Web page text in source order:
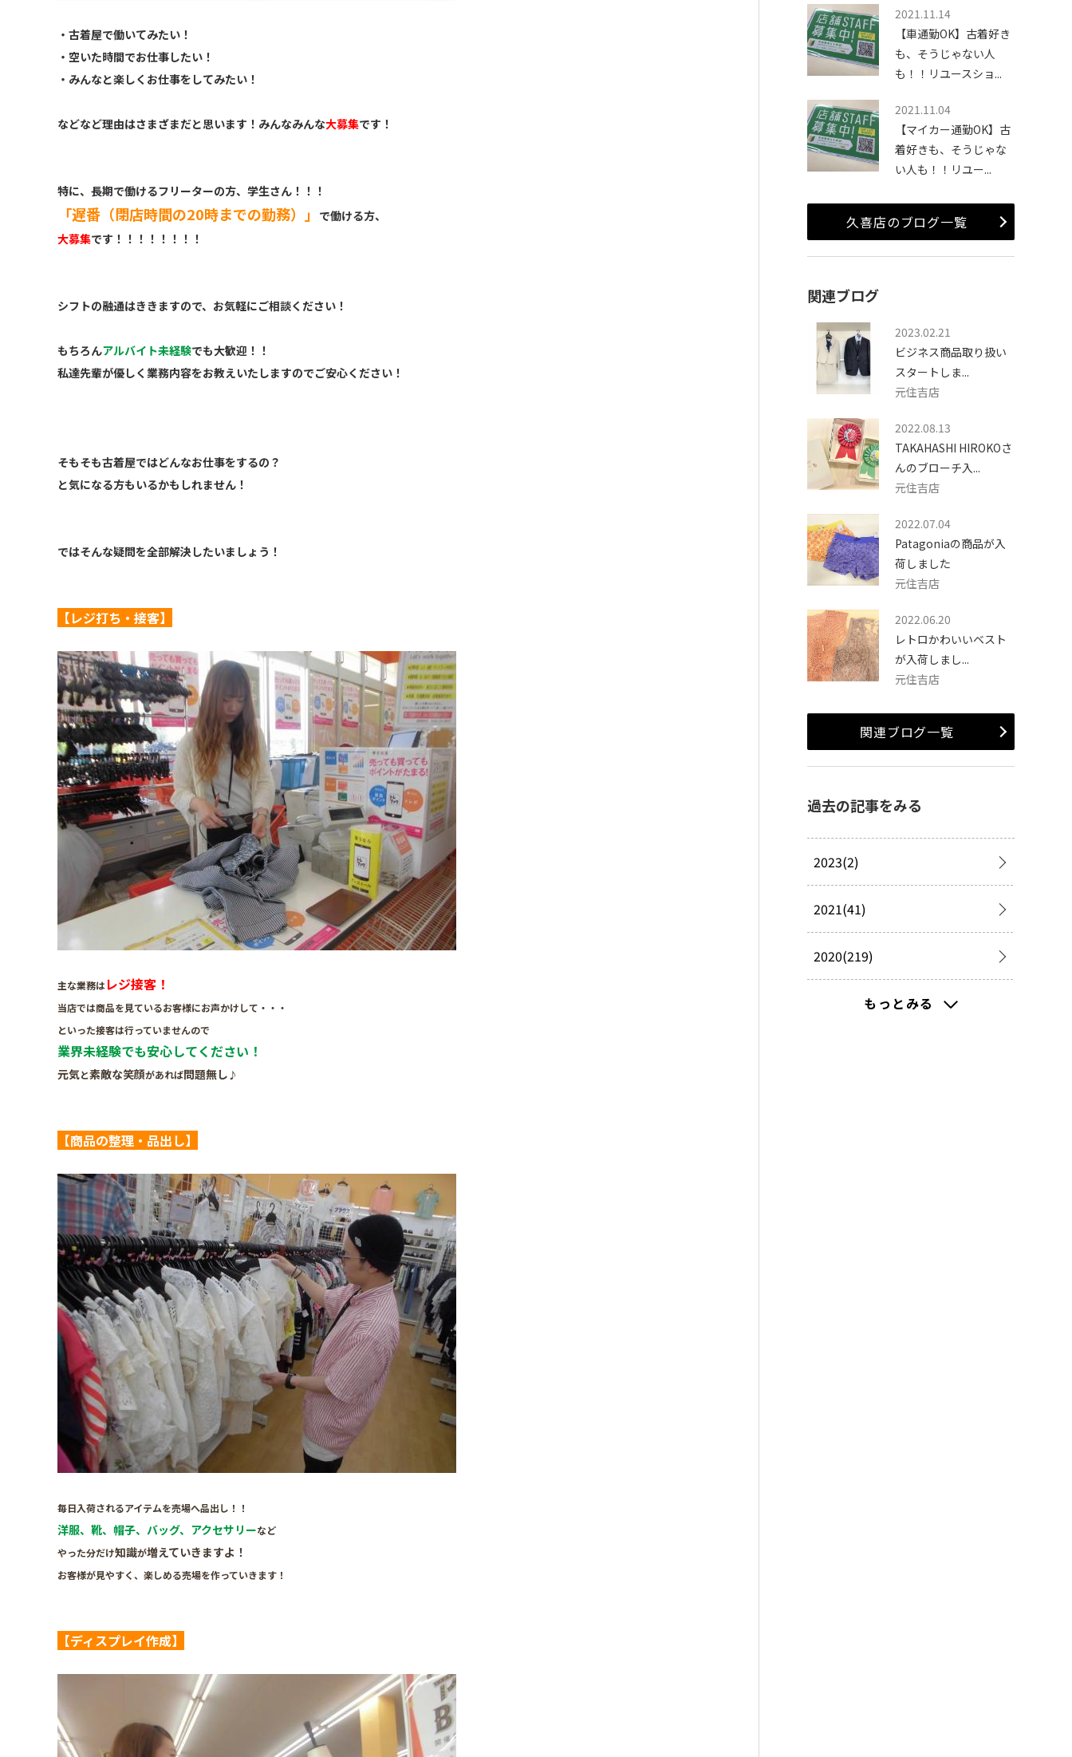
・古着屋で働いてみたい！
・空いた時間でお仕事したい！
・みんなと楽しくお仕事をしてみたい！
などなど理由はさまざまだと思います！みんなみんな大募集です！
特に、長期で働けるフリーターの方、学生さん！！！
「遅番（閉店時間の20時までの勤務）」 で働ける方、
大募集です！！！！！！！！
シフトの融通はききますので、お気軽にご相談ください！
もちろんアルバイト未経験でも大歓迎！！
私達先輩が優しく業務内容をお教えいたしますのでご安心ください！
そもそも古着屋ではどんなお仕事をするの？
と気になる方もいるかもしれません！
ではそんな疑問を全部解決したいましょう！
【レジ打ち・接客】
主な業務はレジ接客！
当店では商品を見ているお客様にお声かけして・・・
といった接客は行っていませんので
業界未経験でも安心してください！
元気と素敵な笑顔があれば問題無し ♪
【商品の整理・品出し】
毎日入荷されるアイテムを売場へ品出し！！
洋服、靴、帽子、バッグ、アクセサリーなど
やった分だけ知識が増えていきますよ！
お客様が見やすく、楽しめる売場を作っていきます！
【ディスプレイ作成】
2021.11.14
【車通勤OK】古着好き
も、そうじゃない人
も！！リユースショ...
2021.11.04
【マイカー通勤OK】古
着好きも、そうじゃな
い人も！！リユー...
久喜店のブログ一覧
関連ブログ
2023.02.21
ビジネス商品取り扱い
スタートしま...
元住吉店
2022.08.13
TAKAHASHI HIROKOさ
んのブローチ入...
元住吉店
2022.07.04
Patagoniaの商品が入
荷しました
元住吉店
2022.06.20
レトロかわいいベスト
が入荷しまし...
元住吉店
関連ブログ一覧
過去の記事をみる
2023(2)
2021(41)
2020(219)
2019(277)もっとみる